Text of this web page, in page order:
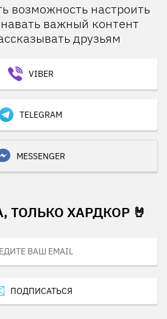
возможность настроить
важный контент
друзьям
VIBER
TELEGRAM
MESSENGER
ТОЛЬКО ХАРДКОР 🤘
ПОДПИСАТЬСЯ